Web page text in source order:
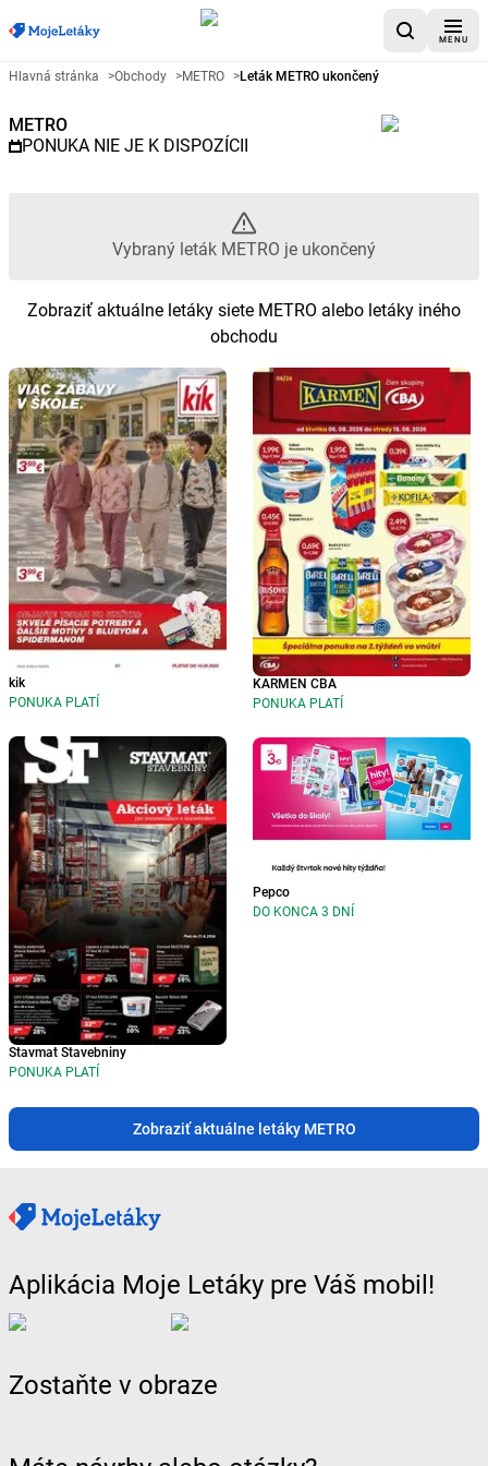
MENU
Reklamný leták METRO -
Hlavná stránka >Obchody >METRO >Leták METRO ukončený
METRO
PONUKA NIE JE K DISPOZÍCII
Vybraný leták METRO je ukončený
Zobraziť aktuálne letáky siete METRO alebo letáky iného
obchodu
kik
PONUKA PLATÍ
Stavmat Stavebniny
PONUKA PLATÍ
KARMEN CBA
PONUKA PLATÍ
Pepco
DO KONCA 3 DNÍ
Zobraziť aktuálne letáky METRO
Aplikácia Moje Letáky pre Váš mobil!
Zostaňte v obraze